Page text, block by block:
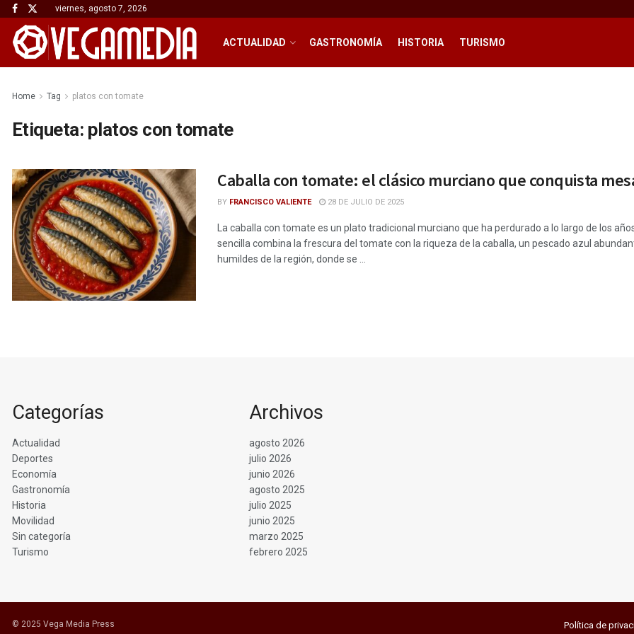
viernes, agosto 7, 2026
ACTUALIDAD GASTRONOMÍA HISTORIA TURISMO
Home Tag platos con tomate
Etiqueta: platos con tomate
Caballa con tomate: el clásico murciano que conquista
BY FRANCISCO VALIENTE 28 DE JULIO DE 2025
La caballa con tomate es un plato tradicional murciano que ha perdurado a lo largo de los
sencilla combina la frescura del tomate con la riqueza de la caballa, un pescado azul
humildes de la región, donde se ...
Categorías
Actualidad
Deportes
Economía
Gastronomía
Historia
Movilidad
Sin categoría
Turismo
Archivos
agosto 2026
julio 2026
junio 2026
agosto 2025
julio 2025
junio 2025
marzo 2025
febrero 2025
Política de
© 2025 Vega Media Press